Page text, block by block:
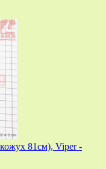
81см), Viper -